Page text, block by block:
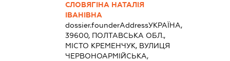
СЛОВЯГІНА НАТАЛІЯ
ІВАНІВНА
dossier.founderAddressУКРАЇНА,
39600, ПОЛТАВСЬКА ОБЛ.,
МІСТО КРЕМЕНЧУК, ВУЛИЦЯ
ЧЕРВОНОАРМІЙСЬКА,